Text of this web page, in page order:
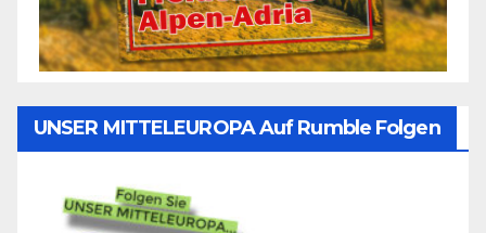
UNSER MITTELEUROPA Auf Rumble Folgen